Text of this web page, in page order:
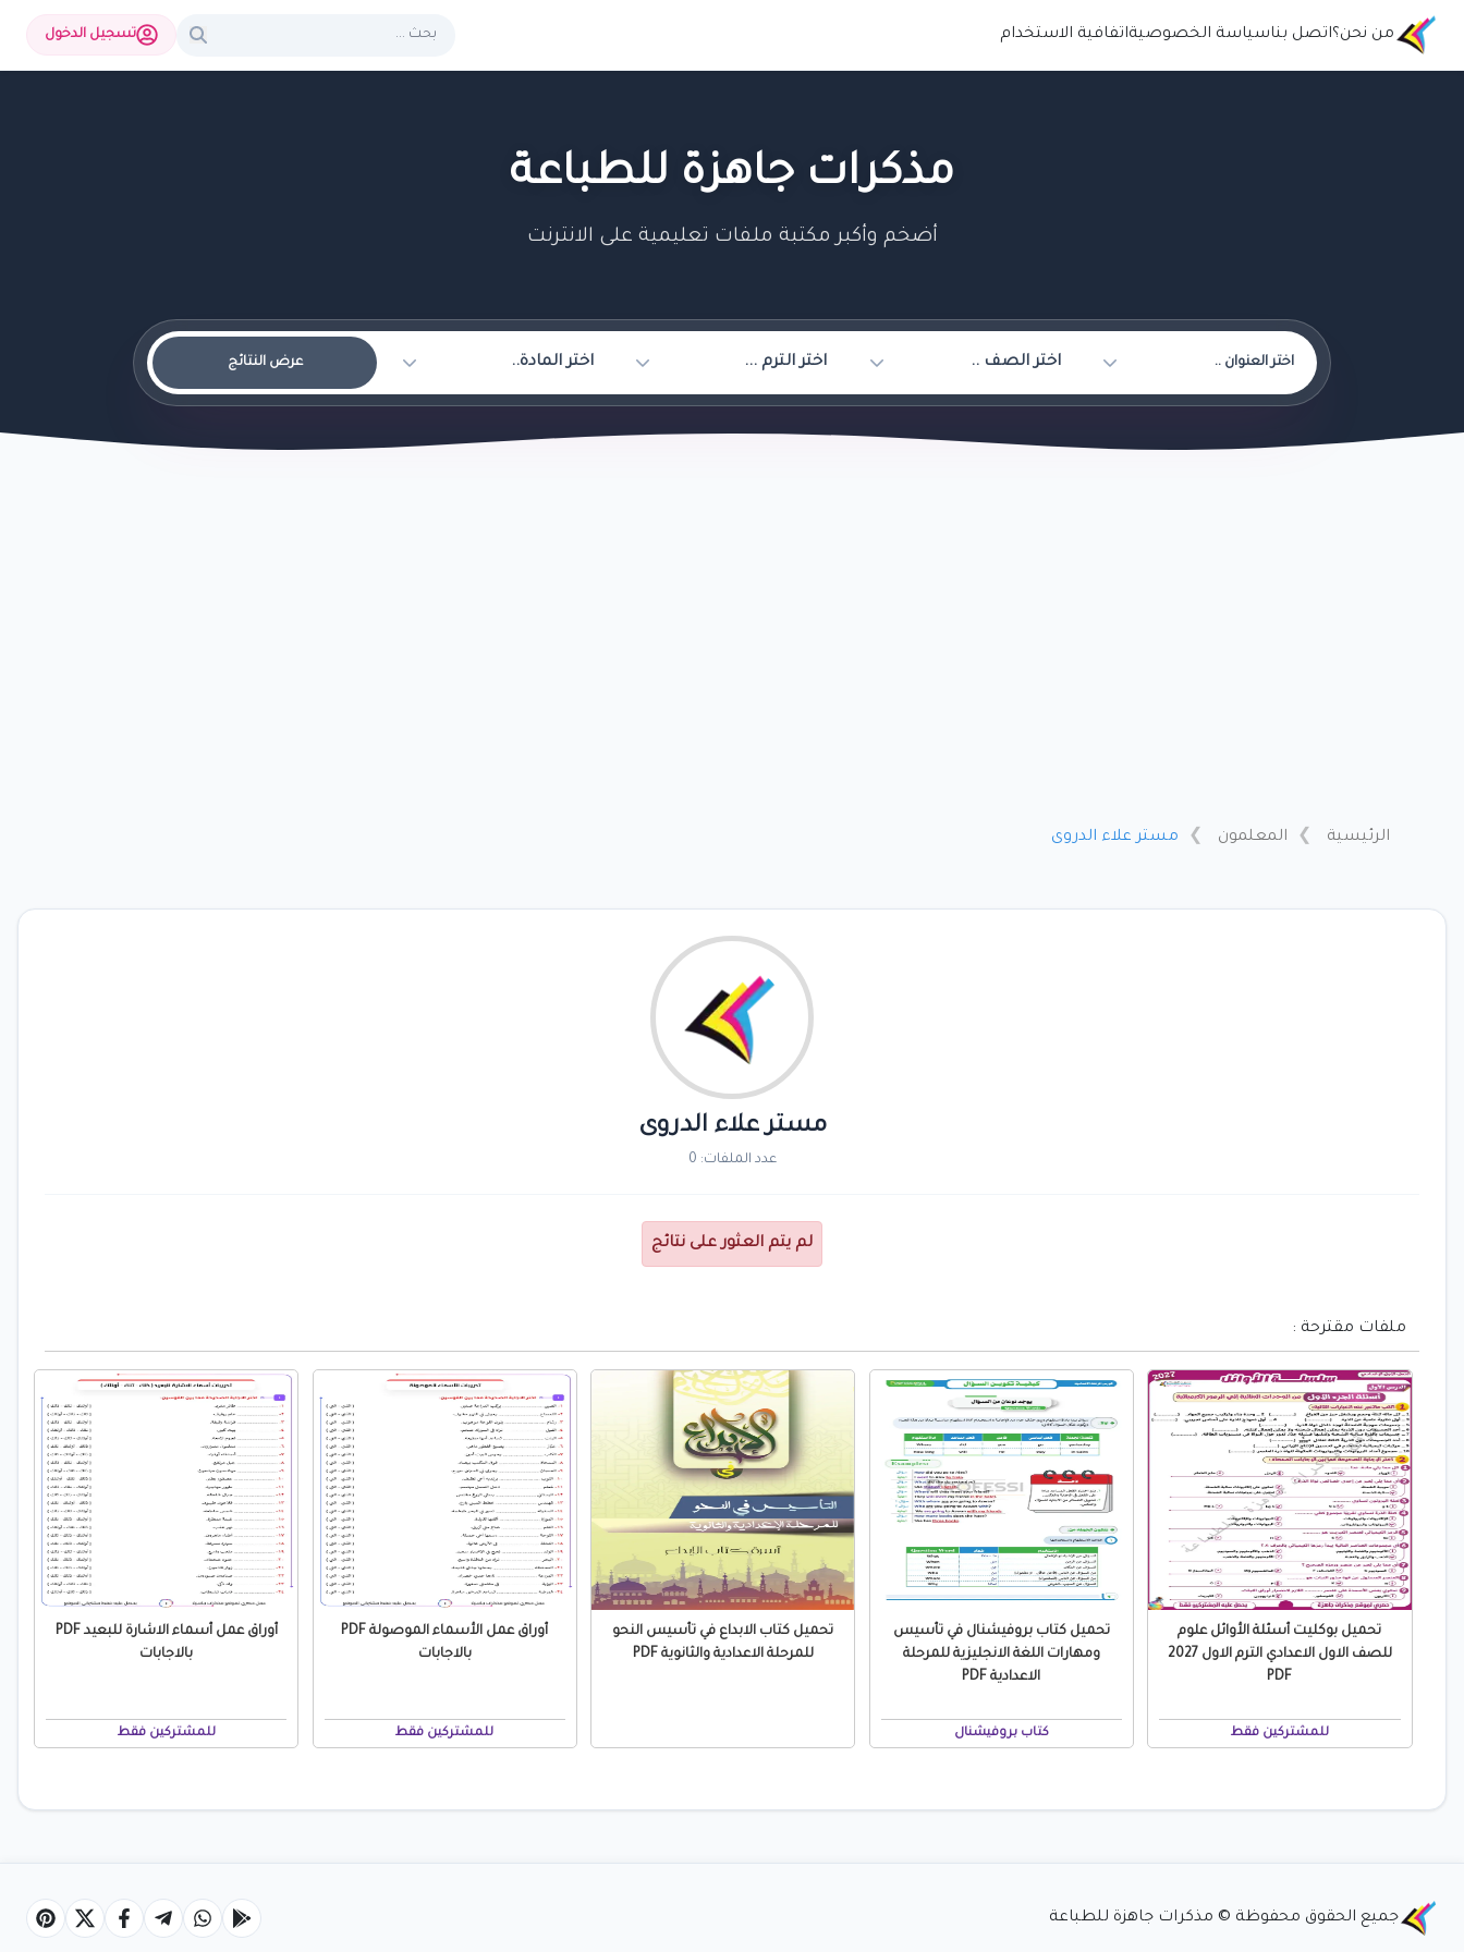
من نحن؟اتصل بناسياسة الخصوصيةاتفافية الاستخدام تسجيل الدخول
مذكرات جاهزة للطباعة
أضخم وأكبر مكتبة ملفات تعليمية على الانترنت
عرض النتائج
الرئيسية المعلمون مستر علاء الدروى
مستر علاء الدروى
عدد الملفات: 0
لم يتم العثور على نتائج
ملفات مقترحة :
تحميل بوكليت أسئلة الأوائل علوم
للصف الاول الاعدادي الترم الاول 2027
PDF
للمشتركين فقط
تحميل كتاب بروفيشنال في تأسيس
ومهارات اللغة الانجليزية للمرحلة
الاعدادية PDF
كتاب بروفيشنال
تحميل كتاب الابداع في تأسيس النحو
للمرحلة الاعدادية والثانوية PDF
أوراق عمل الأسماء الموصولة PDF
بالاجابات
للمشتركين فقط
أوراق عمل أسماء الاشارة للبعيد PDF
بالاجابات
للمشتركين فقط
جميع الحقوق محفوظة © مذكرات جاهزة للطباعة